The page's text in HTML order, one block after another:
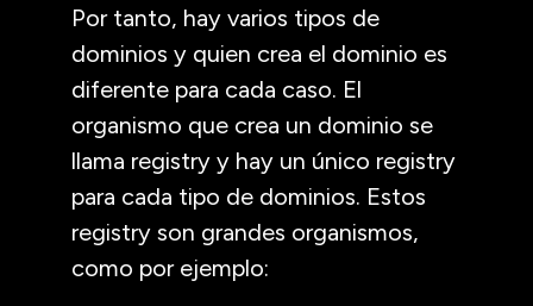
Por tanto, hay varios tipos de
dominios y quien crea el dominio es
diferente para cada caso. El
organismo que crea un dominio se
llama registry y hay un único registry
para cada tipo de dominios. Estos
registry son grandes organismos,
como por ejemplo: